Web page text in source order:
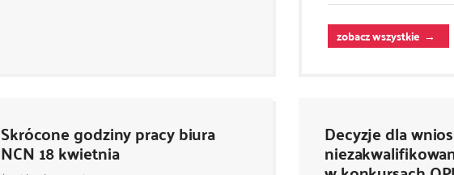
zobacz wszystkie
Skrócone godziny pracy biura
NCN 18 kwietnia
Decyzje dla